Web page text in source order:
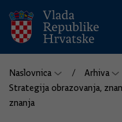
Naslovnica Arhiva
Strategija obrazovanja,
znanja